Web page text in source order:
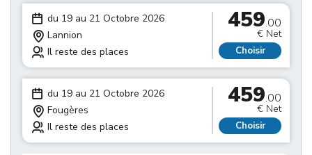
du 19 au 21 Octobre 2026
Lannion
Il reste des places
459.00
€ Net
Choisir
du 19 au 21 Octobre 2026
Fougères
Il reste des places
459.00
€ Net
Choisir